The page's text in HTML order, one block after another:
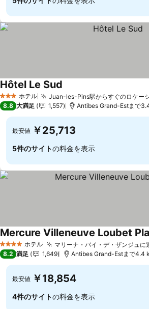
3 ホテルのランク
ホテル Juan-les-Pins駅からすぐのロケー
Hôtel Le Sud
8.8 大満足 1,557 Antibes Grand-Estまで
最安値 ￥25,713
5件のサイトの料金を表示
4 ホテルのランク
ホテル マリーナ・バイ・デ・ザンジュに
Mercure Villeneuve Loubet
8.2 満足 1,649 Antibes Grand-Estまで4.4
最安値 ￥18,854
4件のサイトの料金を表示